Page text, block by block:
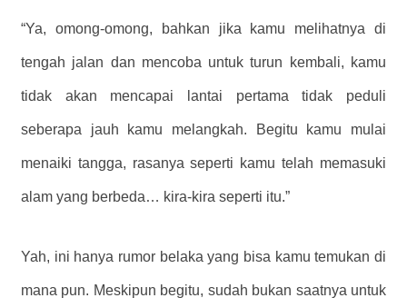
“Ya, omong-omong, bahkan jika kamu melihatnya di
tengah jalan dan mencoba untuk turun kembali, kamu
tidak akan mencapai lantai pertama tidak peduli
seberapa jauh kamu melangkah. Begitu kamu mulai
menaiki tangga, rasanya seperti kamu telah memasuki
alam yang berbeda… kira-kira seperti itu.”
Yah, ini hanya rumor belaka yang bisa kamu temukan di
mana pun. Meskipun begitu, sudah bukan saatnya untuk